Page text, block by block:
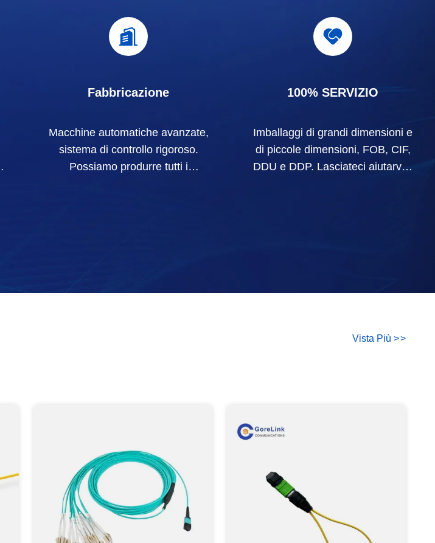
Fabbricazione
Macchine automatiche avanzate,
sistema di controllo rigoroso.
Possiamo produrre tutti i
100% SERVIZIO
Imballaggi di grandi dimensioni e
di piccole dimensioni, FOB, CIF,
DDU e DDP. Lasciateci aiutarvi a
Vista Più >>